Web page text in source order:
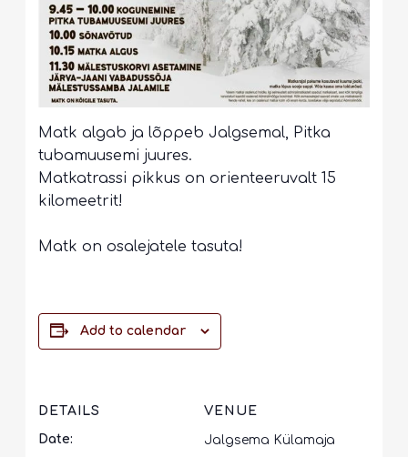
Matk algab ja lõppeb Jalgsemal, Pitka
tubamuusemi juures.
Matkatrassi pikkus on orienteeruvalt 15
kilomeetrit!
Matk on osalejatele tasuta!
Add to calendar
DETAILS
Date:
VENUE
Jalgsema Külamaja